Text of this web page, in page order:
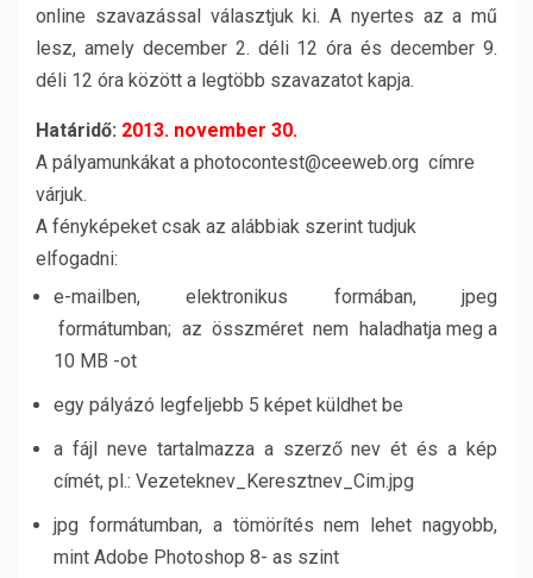
online szavazással választjuk ki. A nyertes az a mű
lesz, amely december 2. déli 12 óra és december 9.
déli 12 óra között a legtöbb szavazatot kapja.
Határidő: 2013. november 30.
A pályamunkákat a photocontest@ceeweb.org címre
várjuk.
A fényképeket csak az alábbiak szerint tudjuk
elfogadni:
e-mailben, elektronikus formában, jpeg
formátumban; az összméret nem haladhatja meg a
10 MB -ot
egy pályázó legfeljebb 5 képet küldhet be
a fájl neve tartalmazza a szerző nev ét és a kép
címét, pl.: Vezeteknev_Keresztnev_Cim.jpg
jpg formátumban, a tömörítés nem lehet nagyobb,
mint Adobe Photoshop 8- as szint